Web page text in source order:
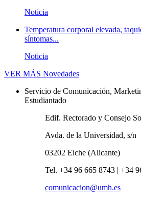
Noticia
Temperatura corporal elevada,
síntomas...
Noticia
VER MÁS Novedades
Servicio de Comunicación,
Estudiantado
Edif. Rectorado y Consejo
Avda. de la Universidad, s/n
03202 Elche (Alicante)
Tel. +34 96 665 8743 | +34
comunicacion@umh.es